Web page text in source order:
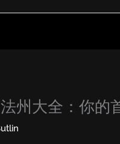
州大全：你的